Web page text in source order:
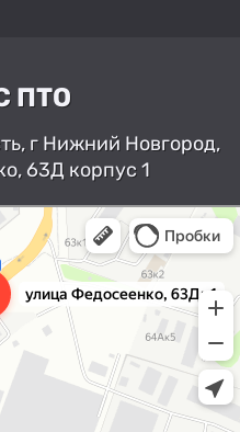
ПТО
г Нижний Новгород,
63Д корпус 1
Нижний Новгород
Улица Федосеенко, 63Дк1 —
Яндекс Карты